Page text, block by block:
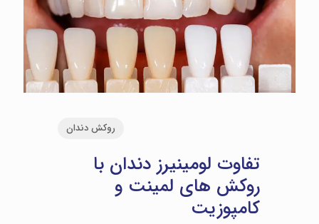
روکش دندان
تفاوت لومینیرز دندان با
روکش های لمینت و
کامپوزیت